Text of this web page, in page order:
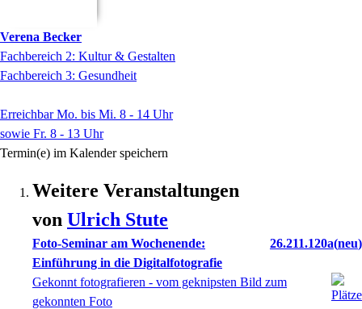
Verena Becker
Fachbereich 2: Kultur & Gestalten
Fachbereich 3: Gesundheit
Erreichbar Mo. bis Mi. 8 - 14 Uhr
sowie Fr. 8 - 13 Uhr
Termin(e) im Kalender speichern
Weitere Veranstaltungen
von Ulrich Stute
Foto-Seminar am Wochenende:
Einführung in die Digitalfotografie
26.211.120a neu
Gekonnt fotografieren - vom geknipsten Bild zum
gekonnten Foto